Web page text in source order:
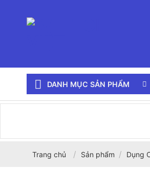
DANH MỤC SẢN PHẨM
Trang chủ / Sản phẩm / Dụng